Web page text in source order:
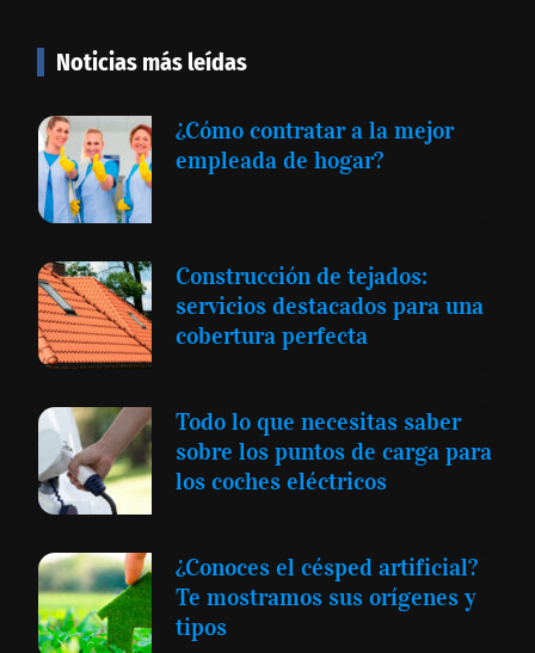
Noticias más leídas
¿Cómo contratar a la mejor
empleada de hogar?
Construcción de tejados:
servicios destacados para una
cobertura perfecta
Todo lo que necesitas saber
sobre los puntos de carga para
los coches eléctricos
¿Conoces el césped artificial?
Te mostramos sus orígenes y
tipos